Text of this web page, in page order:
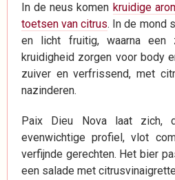
In de neus komen kruidige
toetsen van citrus. In de mond
en licht fruitig, waarna een
kruidigheid zorgen voor body
zuiver en verfrissend, met
nazinderen.
Paix Dieu Nova laat zich,
evenwichtige profiel, vlot
verfijnde gerechten. Het bier
een salade met